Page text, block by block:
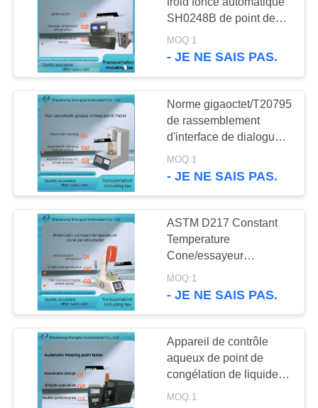
pharmaceutiques
d'essai
Équipement d'essai
d'huile de table
Instruments
d'analyse chimique
SH0248B de point de
filtration de pétrole brut
de pétrole d'ASTM
MOQ:1
- JE NE SAIS PAS.
Norme gigaoctet/T20795
de rassemblement
d'interface de dialogue
d'appareil de contrôle de
point de formation de
liquides de couleur
MOQ:1
- JE NE SAIS PAS.
ASTM D217 Constant
Temperature
Cone/essayeur
automatiques SH017
pénétration d'aiguille
MOQ:1
- JE NE SAIS PAS.
Appareil de contrôle
aqueux de point de
congélation de liquides
réfrigérants de moteur
MOQ:1